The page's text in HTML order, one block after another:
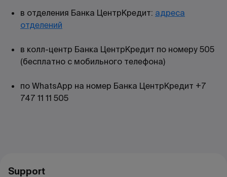
в отделения Банка ЦентрКредит: адреса
отделений
в колл-центр Банка ЦентрКредит по номеру 505
(бесплатно с мобильного телефона)
по WhatsApp на номер Банка ЦентрКредит +7
747 11 11 505
Support